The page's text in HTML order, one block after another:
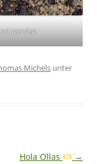
werden.
Michels unter
Hola Ollas →